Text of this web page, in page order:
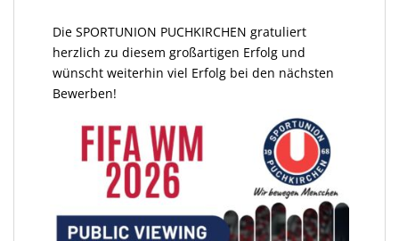
Die SPORTUNION PUCHKIRCHEN gratuliert
herzlich zu diesem großartigen Erfolg und
wünscht weiterhin viel Erfolg bei den nächsten
Bewerben!